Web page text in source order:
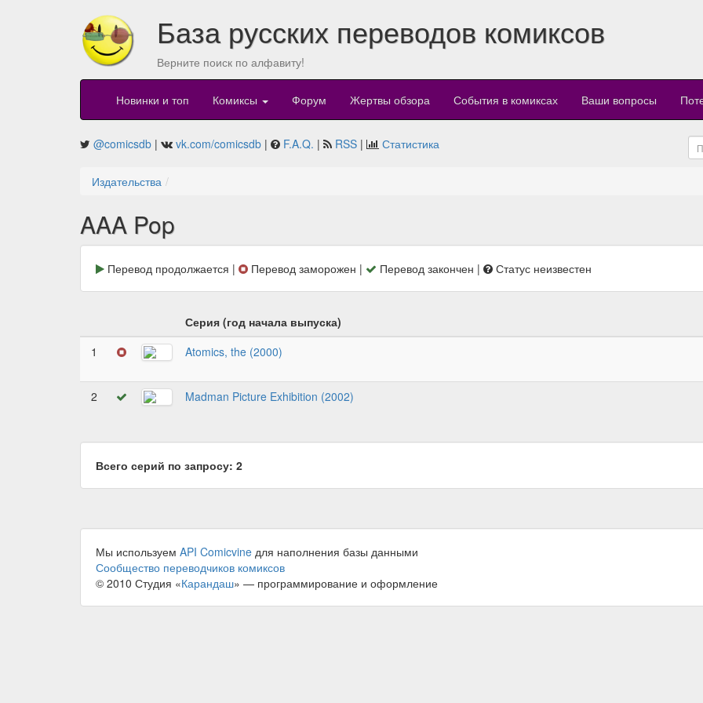
База русских переводов комиксов
Верните поиск по алфавиту!
Новинки и топ Комиксы Форум Жертвы обзора События в комиксах Ваши вопросы
@comicsdb | vk.com/comicsdb | F.A.Q. | RSS | Статистика
Издательства
AAA Pop
Перевод продолжается | Перевод заморожен | Перевод закончен | Статус неизвестен
Серия (год начала выпуска)
1
Atomics, the (2000)
2 Madman Picture Exhibition (2002)
Всего серий по запросу: 2
Мы используем API Comicvine для наполнения базы данными
Сообщество переводчиков комиксов
© 2010 Студия «Карандаш» — программирование и оформление